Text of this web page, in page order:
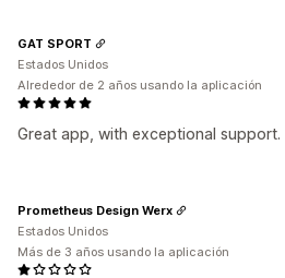
Great app, with exceptional support.
GAT SPORT
Estados Unidos
Alrededor de 2 años usando la aplicación
Prometheus Design Werx
Estados Unidos
Más de 3 años usando la aplicación